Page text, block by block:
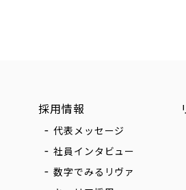
採用情報
代表メッセージ
社員インタビュー
数字でみるリヴァ